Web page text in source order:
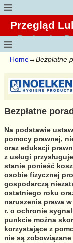
Przegląd
Regionalny
Home→Bezpłatne
Bezpłatne
Na podstawie
pomocy prawnej,
oraz edukacji
z usługi
stanie ponieść
osobie fizycznej
gospodarczą
ostatniego roku
naruszenia prawa
r. o ochronie
punkcie można
korzystające z
nie są